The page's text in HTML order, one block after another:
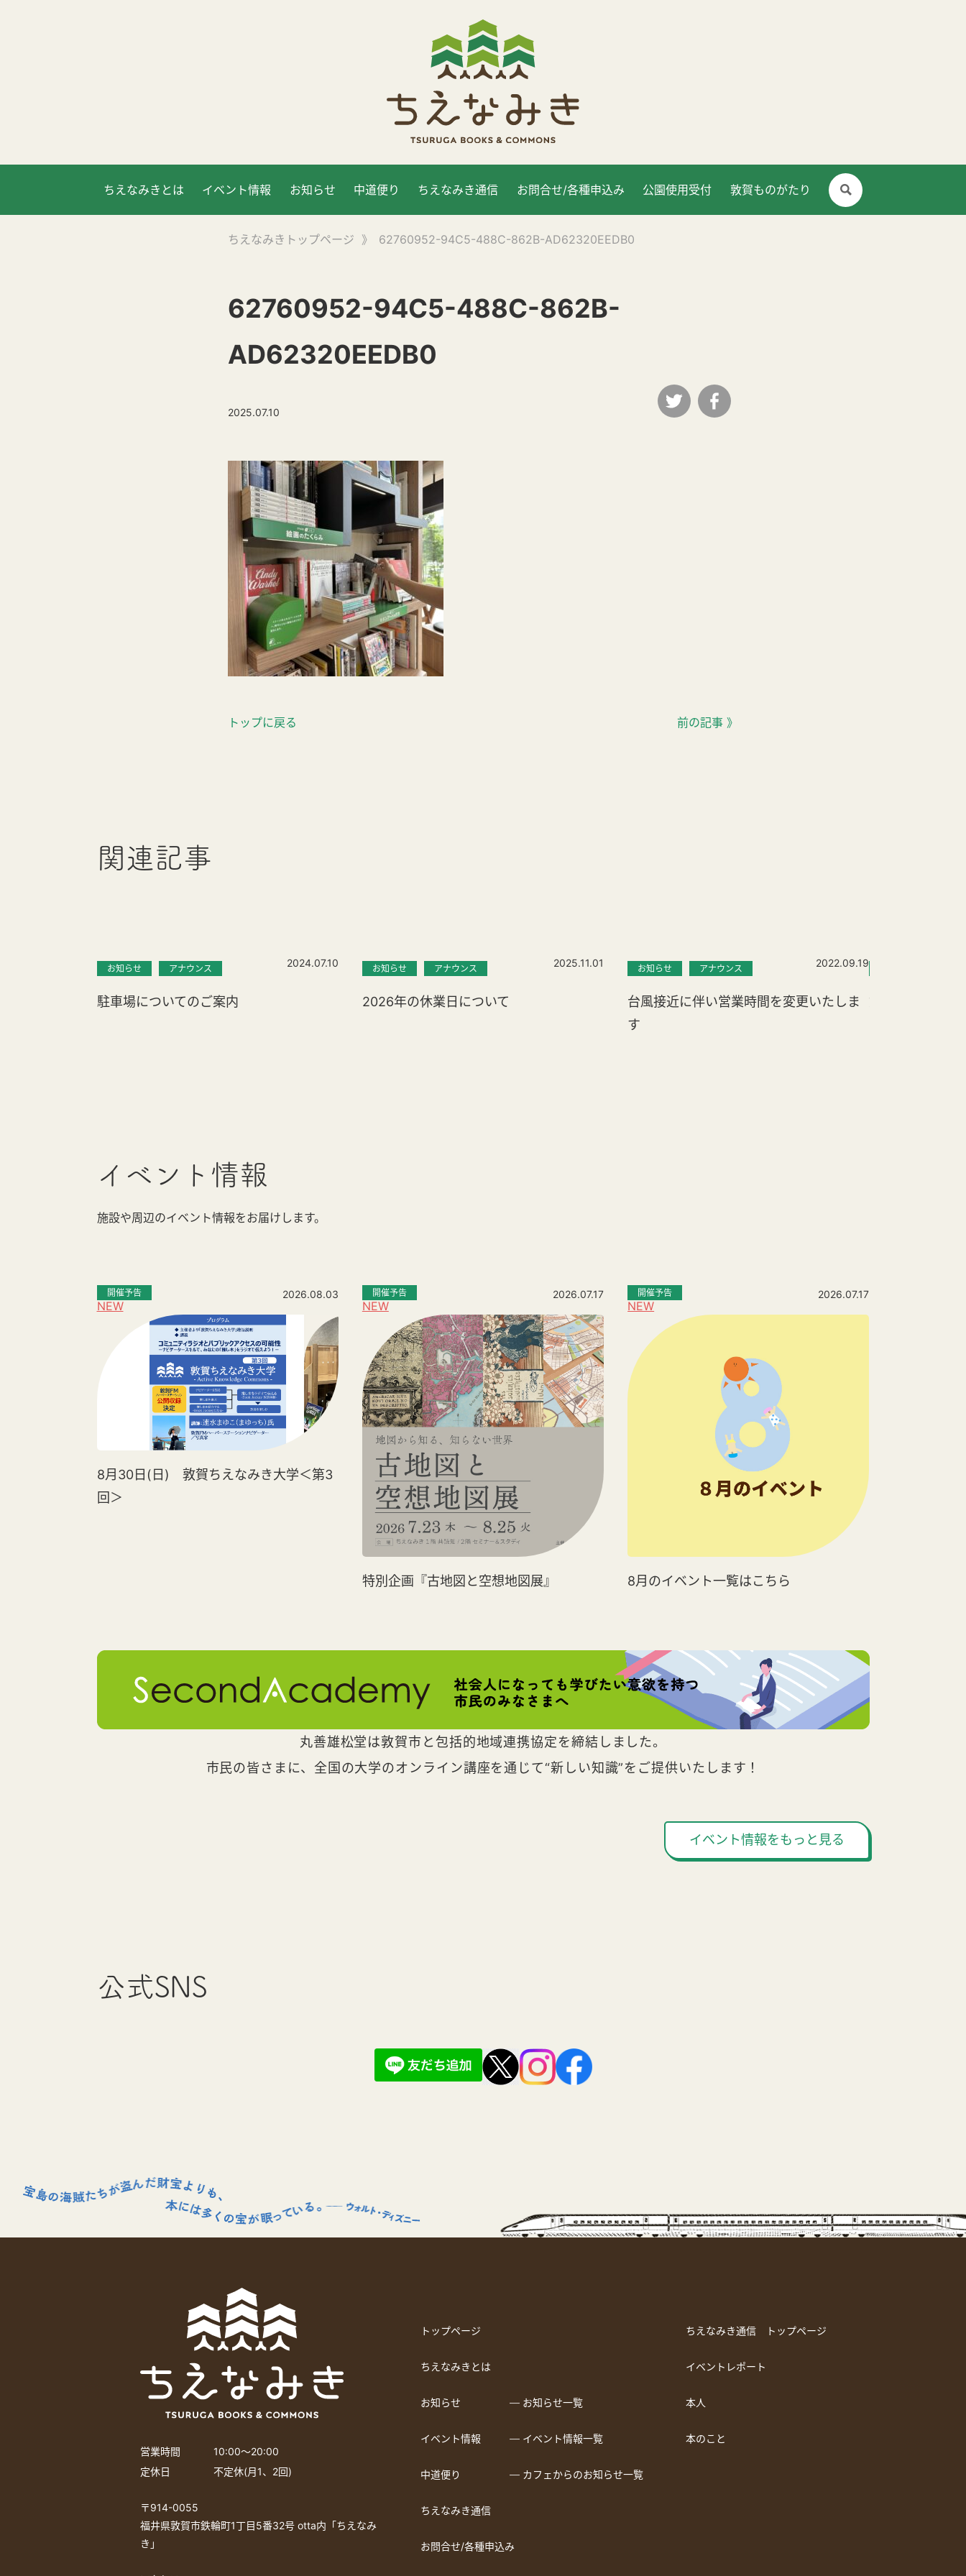
ちえなみきとは イベント情報 お知らせ 中道便り ちえなみき通信 お問合せ/各種申込み 公園使用受付 敦賀ものがたり
ちえなみきトップページ 》 62760952-94C5-488C-862B-AD62320EEDB0
62760952-94C5-488C-862B-
AD62320EEDB0
2025.07.10
トップに戻る 前の記事 》
関連記事
お知らせ アナウンス 2024.07.10
駐車場についてのご案内
お知らせ アナウンス 2025.11.01
2026年の休業日について
お知らせ アナウンス 2022.09.19
台風接近に伴い営業時間を変更いたしま
す
第三回「本人」
イベント情報
施設や周辺のイベント情報をお届けします。
NEW
開催予告 2026.08.03
8月30日(日) 敦賀ちえなみき大学＜第3
回＞
NEW
開催予告 2026.07.17
特別企画『古地図と空想地図展』
NEW
開催予告 2026.07.17
8月のイベント一覧はこちら
丸善雄松堂は敦賀市と包括的地域連携協定を締結しました。
市民の皆さまに、全国の大学のオンライン講座を通じて“新しい知識”をご提供いたします！
イベント情報をもっと見る
公式SNS
営業時間
10:00〜20:00
定休日
不定休(月1、2回)
〒914-0055
福井県敦賀市鉄輪町1丁目5番32号 otta内「ちえなみ
き」
トップページ
ちえなみきとは
お知らせ ― お知らせ一覧
イベント情報 ― イベント情報一覧
中道便り ― カフェからのお知らせ一覧
ちえなみき通信
お問合せ/各種申込み
ちえなみき通信 トップページ
イベントレポート
本人
本のこと